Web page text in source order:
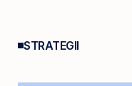
STRATEGII